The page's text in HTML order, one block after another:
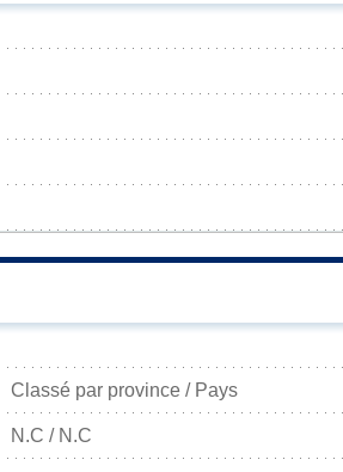
Classé par province / Pays
N.C / N.C